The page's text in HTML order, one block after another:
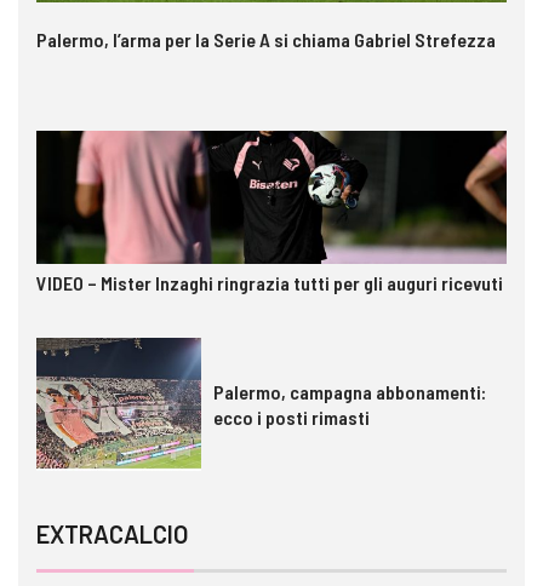
Palermo, l’arma per la Serie A si chiama Gabriel Strefezza
VIDEO – Mister Inzaghi ringrazia tutti per gli auguri ricevuti
Palermo, campagna abbonamenti:
ecco i posti rimasti
EXTRACALCIO